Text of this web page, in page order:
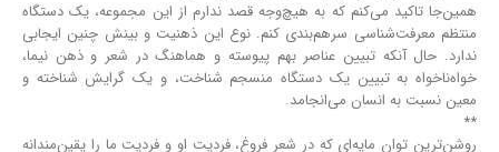
همین‌جا تاکید می‌کنم که به هیچ‌وجه قصد ندارم از این مجموعه، یک دستگاه
منتظم معرفت‌شناسی سر‌هم‌بندی کنم. نوع این ذهنیت و بینش چنین ایجابی
ندارد. حال آنکه تبیین عناصر بهم‌ پیوسته و هماهنگ در شعر و ذهن نیما،
خواه‌ناخواه به تبیین یک دستگاه منسجم شناخت، و یک گرایش شناخته و
معین نسبت به انسان می‌انجامد.
**
روشن‌ترین توان مایه‌ای که در شعر فروغ، فردیت او و فردیت ما را یقین‎‌مندانه